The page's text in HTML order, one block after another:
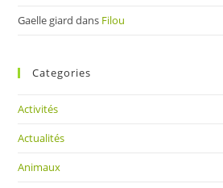
Gaelle giard dans Filou
Categories
Activités
Actualités
Animaux